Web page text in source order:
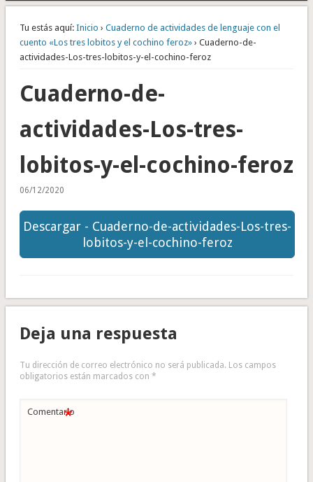
Tu estás aquí: Inicio › Cuaderno de actividades de lenguaje con el
cuento «Los tres lobitos y el cochino feroz»› Cuaderno-de-
actividades-Los-tres-lobitos-y-el-cochino-feroz
Cuaderno-de-
actividades-Los-tres-
lobitos-y-el-cochino-feroz
06/12/2020
Descargar - Cuaderno-de-actividades-Los-tres-
lobitos-y-el-cochino-feroz
Deja una respuesta
Tu dirección de correo electrónico no será publicada. Los campos
obligatorios están marcados con *
Comentario
*